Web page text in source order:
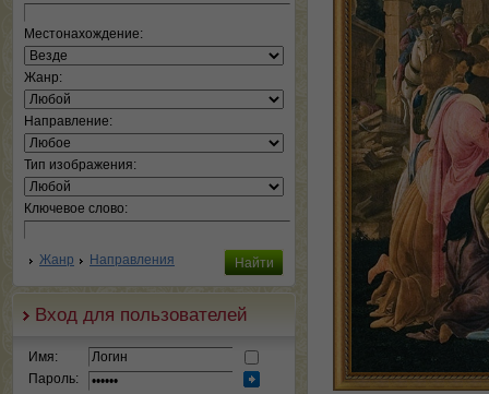
Местонахождение:
Жанр:
Направление:
Тип изображения:
Ключевое слово:
Жанр Направления
Вход для пользователей
Имя:
Пароль: